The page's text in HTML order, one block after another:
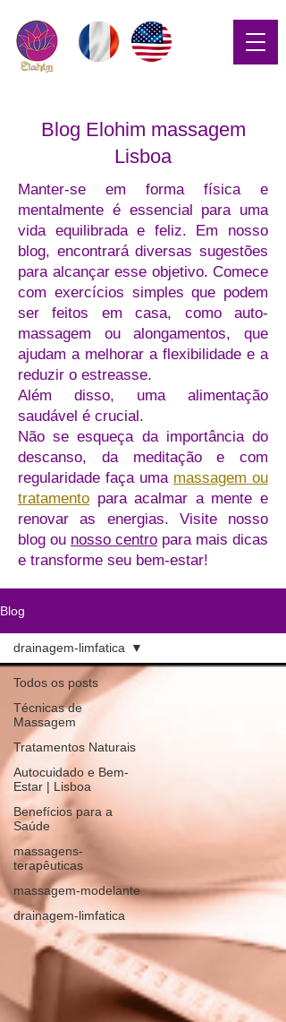
Blog Elohim massagem
Lisboa
Manter-se em forma física e
mentalmente é essencial para uma
vida equilibrada e feliz. Em nosso
blog, encontrará diversas sugestões
para alcançar esse objetivo. Comece
com exercícios simples que podem
ser feitos em casa, como auto-
massagem ou alongamentos, que
ajudam a melhorar a flexibilidade e a
reduzir o estreasse.
Além disso, uma alimentação
saudável é crucial.
Não se esqueça da importância do
descanso, da meditação e com
regularidade faça uma massagem ou
tratamento para acalmar a mente e
renovar as energias. Visite nosso
blog ou nosso centro para mais dicas
e transforme seu bem-estar!
Blog
Todos os posts
Técnicas de
Massagem
Tratamentos Naturais
Autocuidado e Bem-
Estar | Lisboa
Benefícios para a
Saúde
massagens-
terapêuticas
massagem-modelante
drainagem-limfatica
drainagem-limfatica